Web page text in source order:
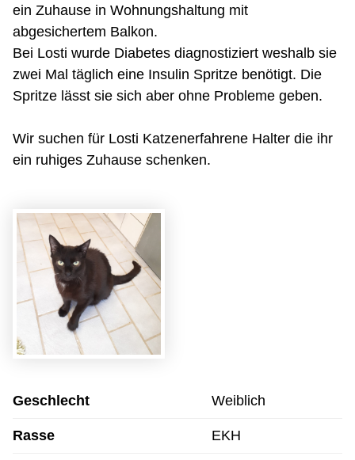
ein Zuhause in Wohnungshaltung mit
abgesichertem Balkon.
Bei Losti wurde Diabetes diagnostiziert weshalb sie
zwei Mal täglich eine Insulin Spritze benötigt. Die
Spritze lässt sie sich aber ohne Probleme geben.
Wir suchen für Losti Katzenerfahrene Halter die ihr
ein ruhiges Zuhause schenken.
Geschlecht Weiblich
Rasse EKH